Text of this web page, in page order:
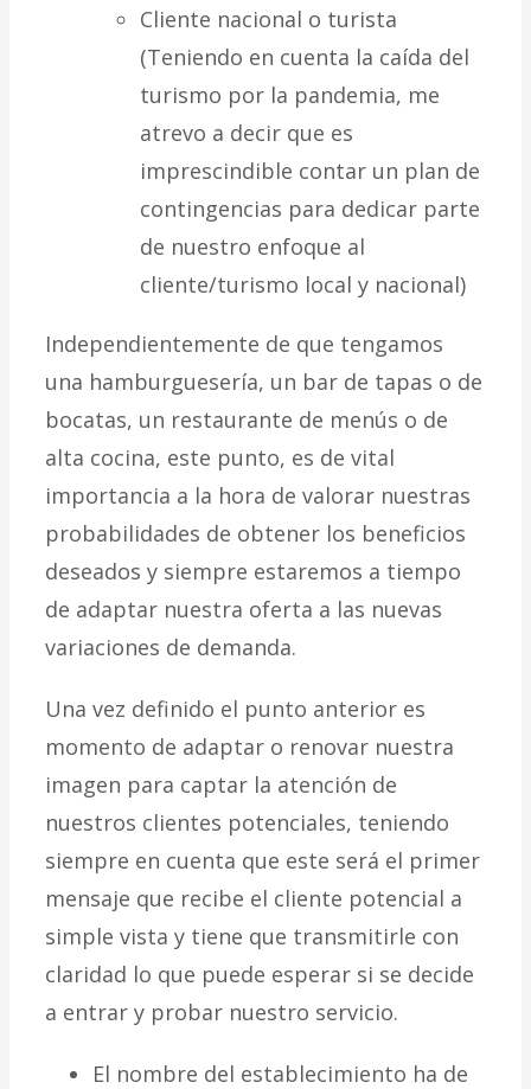
Cliente nacional o turista
(Teniendo en cuenta la caída del
turismo por la pandemia, me
atrevo a decir que es
imprescindible contar un plan de
contingencias para dedicar parte
de nuestro enfoque al
cliente/turismo local y nacional)
Independientemente de que tengamos
una hamburguesería, un bar de tapas o de
bocatas, un restaurante de menús o de
alta cocina, este punto, es de vital
importancia a la hora de valorar nuestras
probabilidades de obtener los beneficios
deseados y siempre estaremos a tiempo
de adaptar nuestra oferta a las nuevas
variaciones de demanda.
Una vez definido el punto anterior es
momento de adaptar o renovar nuestra
imagen para captar la atención de
nuestros clientes potenciales, teniendo
siempre en cuenta que este será el primer
mensaje que recibe el cliente potencial a
simple vista y tiene que transmitirle con
claridad lo que puede esperar si se decide
a entrar y probar nuestro servicio.
El nombre del establecimiento ha de